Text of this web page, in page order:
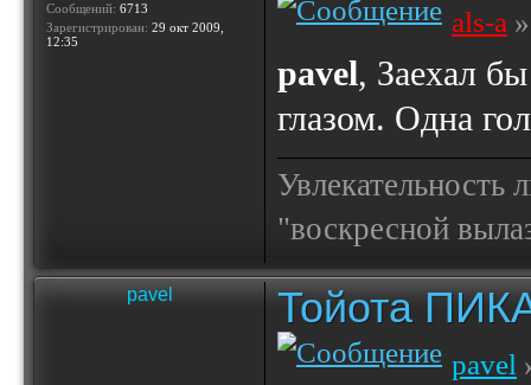
Сообщений: 6713
Зарегистрирован: 29 окт 2009,
12:35
als-a
pavel, Заехал
глазом. Одна
Увлекательность
"воскресной
pavel Тойота
pavel